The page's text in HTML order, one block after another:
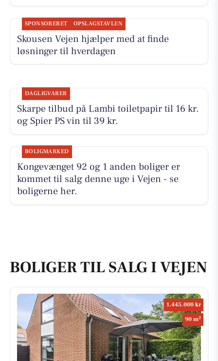
SPONSORERET OPSLAGSTAVLEN
Skousen Vejen hjælper med at finde
løsninger til hverdagen
DAGLIGVARER
Skarpe tilbud på Lambi toiletpapir til 16 kr.
og Spier PS vin til 39 kr.
BOLIGMARKED
Kongevænget 92 og 1 anden boliger er
kommet til salg denne uge i Vejen - se
boligerne her.
BOLIGER TIL SALG I VEJEN
1.445.000 kr
90 m2